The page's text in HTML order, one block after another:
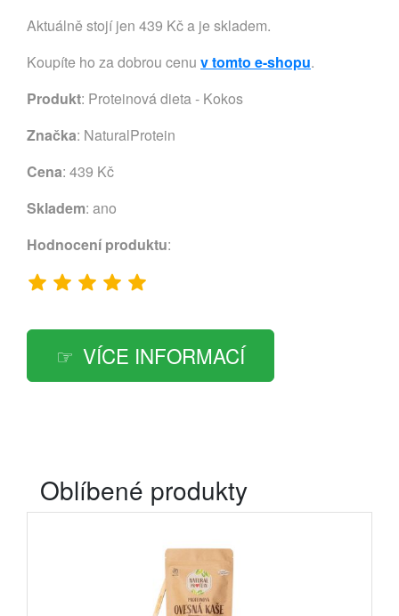
Aktuálně stojí jen 439 Kč a je skladem.
Koupíte ho za dobrou cenu v tomto e-shopu.
Produkt: Proteinová dieta - Kokos
Značka: NaturalProtein
Cena: 439 Kč
Skladem: ano
Hodnocení produktu:
VÍCE INFORMACÍ
Oblíbené produkty